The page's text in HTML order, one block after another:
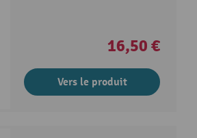
16,50 €
Vers le produit